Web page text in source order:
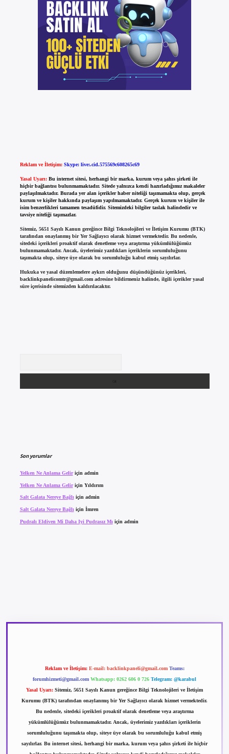
Reklam ve İletişim: Skype: live:.cid.575569c608265c69
Yasal Uyarı: Bu internet sitesi, herhangi bir marka, kurum veya şahıs şirketi ile
hiçbir bağlantısı bulunmamaktadır. Sitede yalnızca kendi hazırladığımız makaleler
paylaşılmaktadır. Burada yer alan içerikler haber niteliği taşımamakta olup, gerçek
kurum ve kişiler hakkında paylaşım yapılmamaktadır. Gerçek kurum ve kişiler ile
isim benzerlikleri tamamen tesadüfidir. Sitemizdeki bilgiler taslak halindedir ve
tavsiye niteliği taşımazlar.
Sitemiz, 5651 Sayılı Kanun gereğince Bilgi Teknolojileri ve İletişim Kurumu (BTK)
tarafından onaylanmış bir Yer Sağlayıcı olarak hizmet vermektedir. Bu nedenle,
sitedeki içerikleri proaktif olarak denetleme veya araştırma yükümlülüğümüz
bulunmamaktadır. Ancak, üyelerimiz yazdıkları içeriklerin sorumluluğunu
taşımakta olup, siteye üye olarak bu sorumluluğu kabul etmiş sayılırlar.
Hukuka ve yasal düzenlemelere aykırı olduğunu düşündüğünüz içerikleri,
backlinkpanelicomtr@gmail.comadresine bildirmeniz halinde, ilgili içerikler yasal
süre içerisinde sitemizden kaldırılacaktır.
Son yorumlar
Yelken Ne Anlama Geliriçin admin
Yelken Ne Anlama Geliriçin Yıldırım
Salt Galata Nereye Bağlıiçin admin
Salt Galata Nereye Bağlı için İmren
Pudralı Eldiven Mi Daha Iyi Pudrasız Mı için admin
Reklam ve İletişim: E-mail: backlinkpaneli@gmail.com Teams:
forumhizmeti@gmail.com Whatsapp: 0262 606 0 726 Telegram: @karabul
Yasal Uyarı: Sitemiz, 5651 Sayılı Kanun gereğince Bilgi Teknolojileri ve İletişim
Kurumu (BTK) tarafından onaylanmış bir Yer Sağlayıcı olarak hizmet vermektedir.
Bu nedenle, sitedeki içerikleri proaktif olarak denetleme veya araştırma
yükümlülüğümüz bulunmamaktadır. Ancak, üyelerimiz yazdıkları içeriklerin
sorumluluğunu taşımakta olup, siteye üye olarak bu sorumluluğu kabul etmiş
sayılırlar. Bu internet sitesi, herhangi bir marka, kurum veya şahıs şirketi ile hiçbir